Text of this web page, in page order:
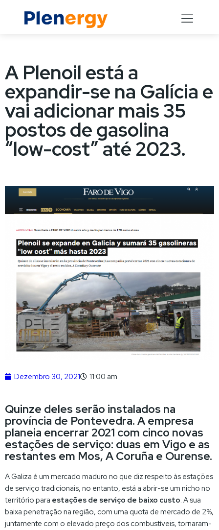
A Plenoil está a
expandir-se na Galícia e
vai adicionar mais 35
postos de gasolina
“low-cost” até 2023.
Dezembro 30, 2021 11:00 am
Quinze deles serão instalados na
província de Pontevedra. A empresa
planeia encerrar 2021 com cinco novas
estações de serviço: duas em Vigo e as
restantes em Mos, A Coruña e Ourense.
A Galiza é um mercado maduro no que diz respeito às estações
de serviço tradicionais, no entanto, está a abrir-se um nicho no
território para estações de serviço de baixo custo. A sua
baixa penetração na região, com uma quota de mercado de 2%,
juntamente com o elevado preço dos combustíveis, tornaram-